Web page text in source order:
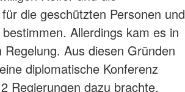
die geschützten Personen und
Allerdings kam es in
Aus diesen Gründen
diplomatische Konferenz
Regierungen dazu brachte,